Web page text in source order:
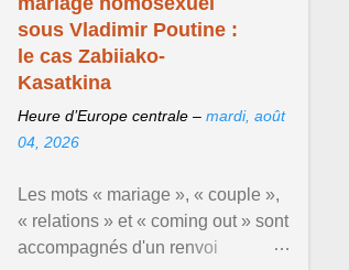
sous Vladimir Poutine :
le cas Zabiiako-
Kasatkina
Heure d’Europe centrale – mardi, août
04, 2026
Les mots « mariage », « couple »,
« relations » et « coming out » sont
accompagnés d'un renvoi